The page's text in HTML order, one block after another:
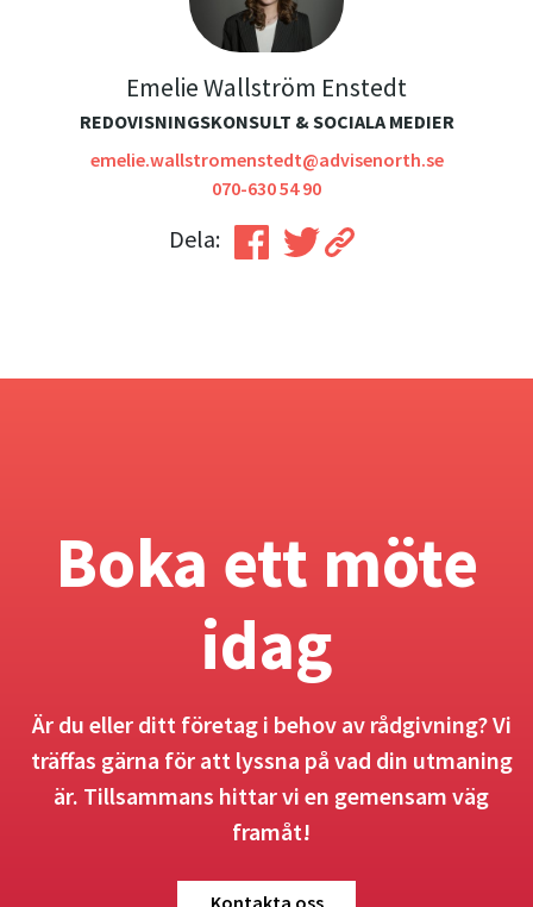
Emelie Wallström Enstedt
REDOVISNINGSKONSULT & SOCIALA MEDIER
emelie.wallstromenstedt@advisenorth.se
070-630 54 90
Dela:
Boka ett möte
idag
Är du eller ditt företag i behov av rådgivning? Vi
träffas gärna för att lyssna på vad din utmaning
är. Tillsammans hittar vi en gemensam väg
framåt!
Kontakta oss